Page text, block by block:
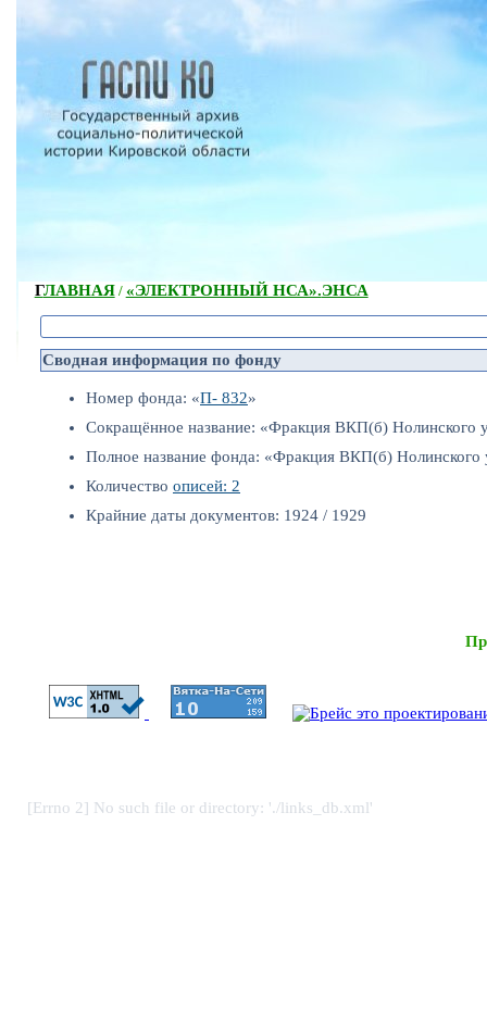
ГЛАВНАЯ/ «ЭЛЕКТРОННЫЙ НСА».ЭНСА
Сводная информация по фонду
Номер фонда: «П- 832»
Сокращённое название: «Фракция ВКП(б) Нолинского
Полное название фонда: «Фракция ВКП(б) Нолинского
Количество описей: 2
Крайние даты документов: 1924 / 1929
[Errno 2] No such file or directory: './links_db.xml'